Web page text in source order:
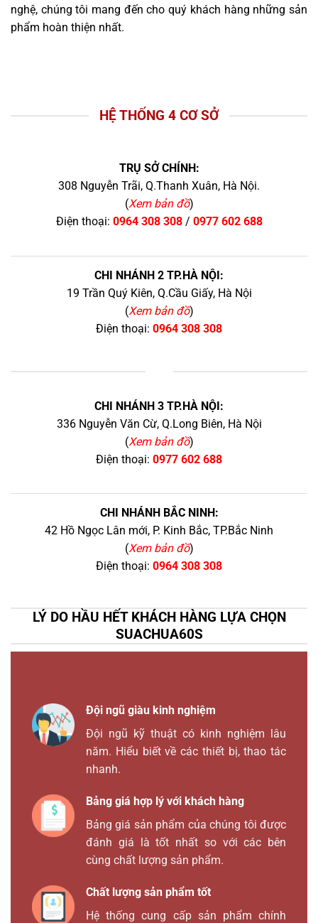
nghệ, chúng tôi mang đến cho quý khách hàng những sản
phẩm hoàn thiện nhất.
HỆ THỐNG 4 CƠ SỞ
TRỤ SỞ CHÍNH:
308 Nguyễn Trãi, Q.Thanh Xuân, Hà Nội.
(Xem bản đồ)
Điện thoại: 0964 308 308/ 0977 602 688
CHI NHÁNH 2 TP.HÀ NỘI:
19 Trần Quý Kiên, Q.Cầu Giấy, Hà Nội
(Xem bản đồ)
Điện thoại: 0964 308 308
CHI NHÁNH 3 TP.HÀ NỘI:
336 Nguyễn Văn Cừ, Q.Long Biên, Hà Nội
(Xem bản đồ)
Điện thoại: 0977 602 688
CHI NHÁNH BẮC NINH:
42 Hồ Ngọc Lân mới, P. Kinh Bắc, TP.Bắc Ninh
(Xem bản đồ)
Điện thoại: 0964 308 308
LÝ DO HẦU HẾT KHÁCH HÀNG LỰA CHỌN
SUACHUA60S
Đội ngũ giàu kinh nghiệm
Đội ngũ kỹ thuật có kinh nghiệm lâu
năm. Hiểu biết về các thiết bị, thao tác
nhanh.
Bảng giá hợp lý với khách hàng
Bảng giá sản phẩm của chúng tôi được
đánh giá là tốt nhất so với các bên
cùng chất lượng sản phẩm.
Chất lượng sản phẩm tốt
Hệ thống cung cấp sản phẩm chính